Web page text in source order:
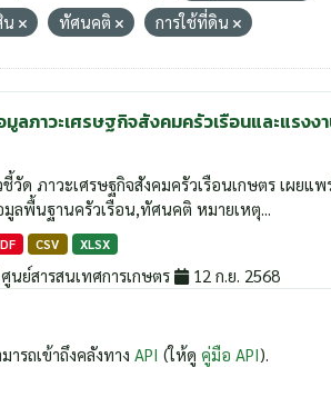
ทัศนคติ การใช้ที่ดิน
ลภาวะเศรษฐกิจสังคมครัวเรือนและแรงง
วัด ภาวะเศรษฐกิจสังคมครัวเรือนเกษตร เผยแ
ลพื้นฐานครัวเรือน,ทัศนคติ หมายเหตุ...
CSV XLSX
นย์สารสนเทศการเกษตร 12 ก.ย. 2568
ารถเข้าถึงคลังทาง API (ให้ดู คู่มือ API).